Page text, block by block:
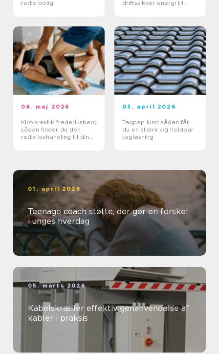
rette bolig
driftssikker energi til
08. maj 2026
Kiropraktik frederiksberg
sådan finder du den
rette behandling til din
03. april 2026
Tagpap lund sådan får
du en stærk og holdbar
tagløsning
01. april 2026
Teenage coach støtte, der gør en forskel
i unges hverdag
05. marts 2026
Kabelskræller effektiv genanvendelse af
kabler i praksis